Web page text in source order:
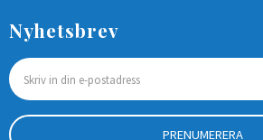
Nyhetsbrev
PRENUMERERA